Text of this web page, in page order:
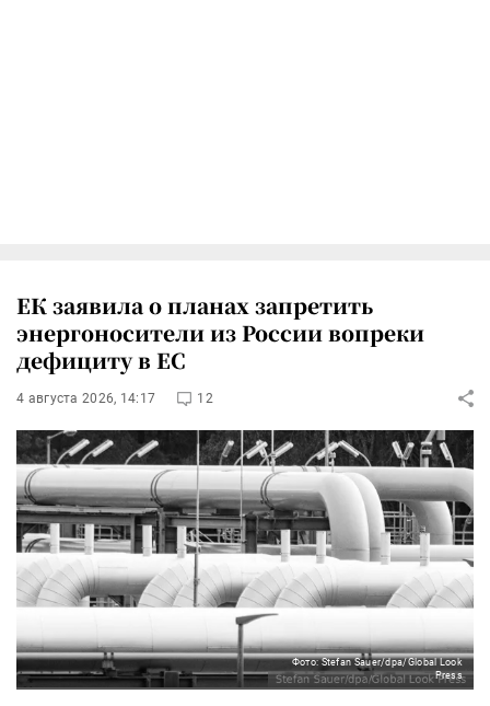
ЕК заявила о планах запретить
энергоносители из России вопреки
дефициту в ЕС
4 августа 2026, 14:17 12
Фото: Stefan Sauer/dpa/Global Look
Press